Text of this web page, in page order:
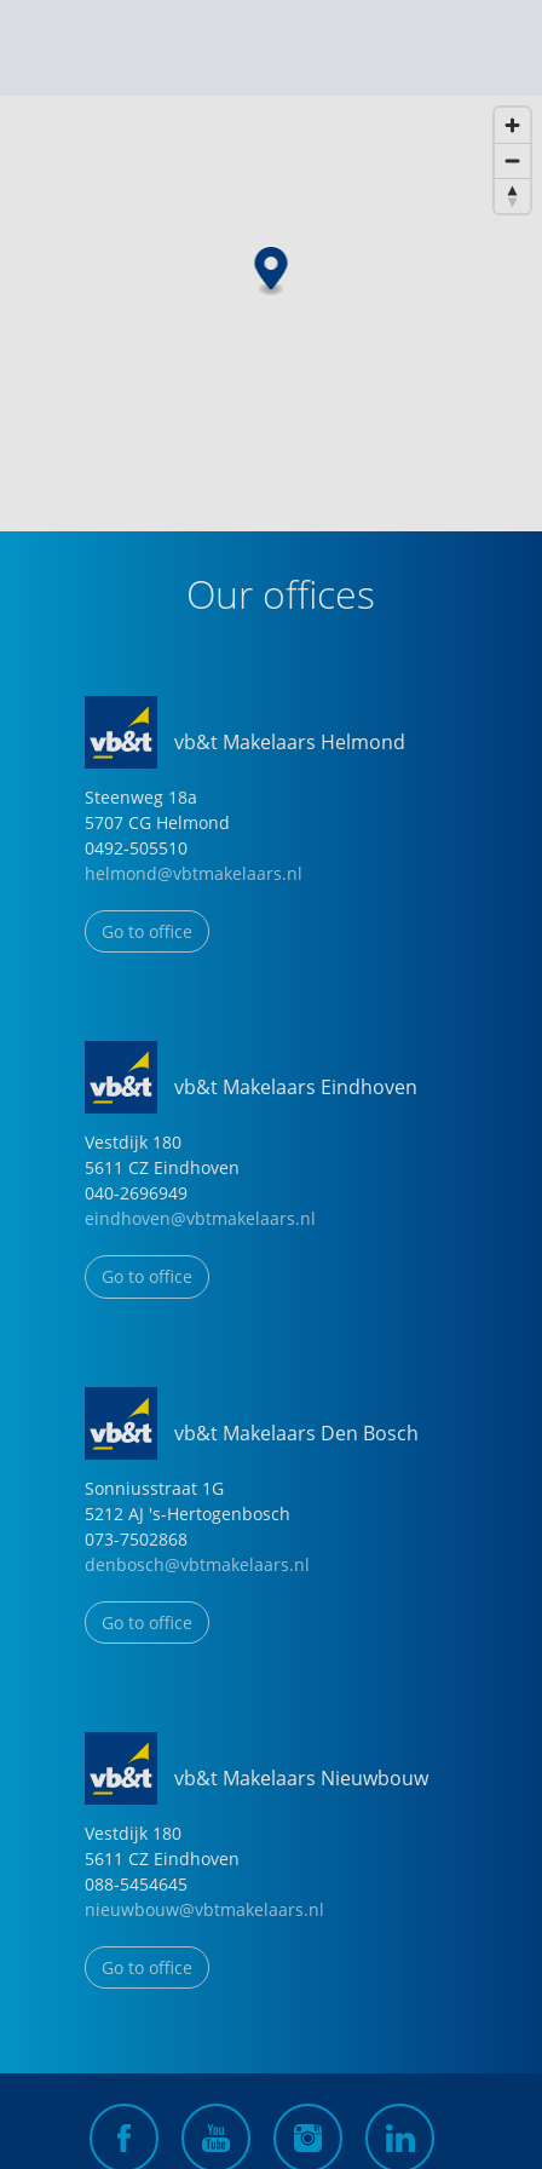
Our offices
vb&t Makelaars Helmond
Steenweg 18a
5707 CG Helmond
0492-505510
helmond@vbtmakelaars.nl
Go to office
vb&t Makelaars Eindhoven
Vestdijk 180
5611 CZ Eindhoven
040-2696949
eindhoven@vbtmakelaars.nl
Go to office
vb&t Makelaars Den Bosch
Sonniusstraat 1G
5212 AJ 's-Hertogenbosch
073-7502868
denbosch@vbtmakelaars.nl
Go to office
vb&t Makelaars Nieuwbouw
Vestdijk 180
5611 CZ Eindhoven
088-5454645
nieuwbouw@vbtmakelaars.nl
Go to office